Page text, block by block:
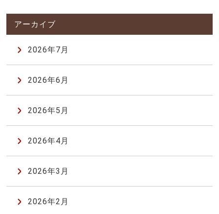
2026年7月
2026年6月
2026年5月
2026年4月
2026年3月
2026年2月